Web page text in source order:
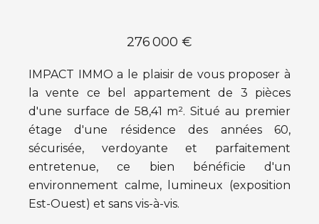
276 000 €
IMPACT IMMO a le plaisir de vous proposer à
la vente ce bel appartement de 3 pièces
d'une surface de 58,41 m². Situé au premier
étage d'une résidence des années 60,
sécurisée, verdoyante et parfaitement
entretenue, ce bien bénéficie d'un
environnement calme, lumineux (exposition
Est-Ouest) et sans vis-à-vis.